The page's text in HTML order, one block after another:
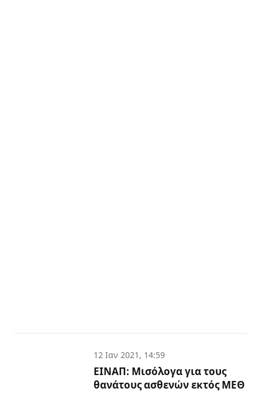
12 Ιαν 2021, 14:59
ΕΙΝΑΠ: Μισόλογα για τους
θανάτους ασθενών εκτός ΜΕΘ